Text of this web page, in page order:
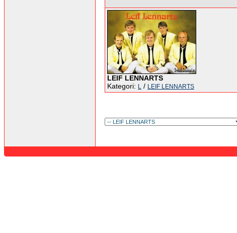
LEIF LENNARTS
Kategori: L / LEIF LENNARTS